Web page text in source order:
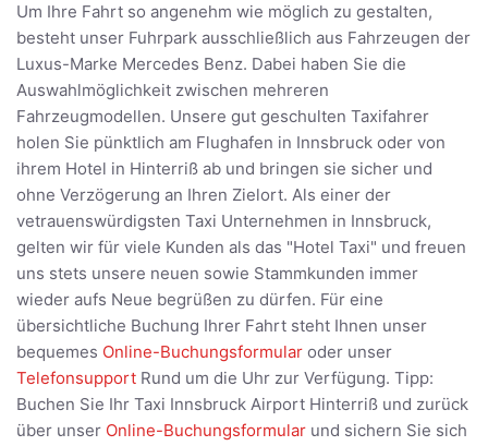
Um Ihre Fahrt so angenehm wie möglich zu gestalten,
besteht unser Fuhrpark ausschließlich aus Fahrzeugen der
Luxus-Marke Mercedes Benz. Dabei haben Sie die
Auswahlmöglichkeit zwischen mehreren
Fahrzeugmodellen. Unsere gut geschulten Taxifahrer
holen Sie pünktlich am Flughafen in Innsbruck oder von
ihrem Hotel in Hinterriß ab und bringen sie sicher und
ohne Verzögerung an Ihren Zielort. Als einer der
vetrauenswürdigsten Taxi Unternehmen in Innsbruck,
gelten wir für viele Kunden als das "Hotel Taxi" und freuen
uns stets unsere neuen sowie Stammkunden immer
wieder aufs Neue begrüßen zu dürfen. Für eine
übersichtliche Buchung Ihrer Fahrt steht Ihnen unser
bequemes Online-Buchungsformular oder unser
Telefonsupport Rund um die Uhr zur Verfügung. Tipp:
Buchen Sie Ihr Taxi Innsbruck Airport Hinterriß und zurück
über unser Online-Buchungsformular und sichern Sie sich